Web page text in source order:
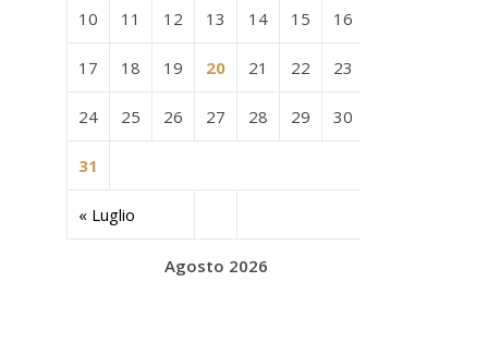
Agosto 2026
« Luglio
10 11 12 13 14 15 16
17 18 19 20 21 22 23
24 25 26 27 28 29 30
31